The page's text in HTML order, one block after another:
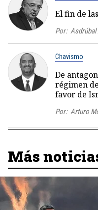
El fin de
Por: Asdrúbal
Chavismo
De
régimen
favor de
Por: Arturo
Más